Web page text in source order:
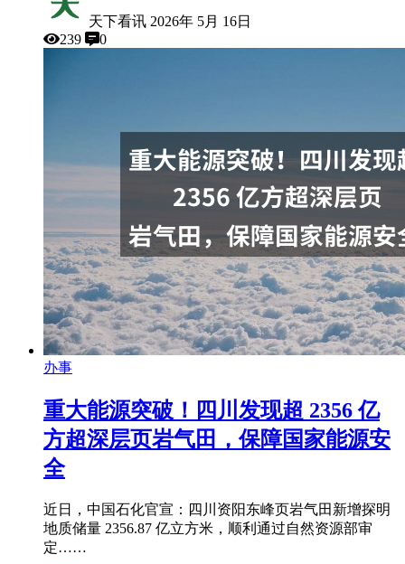
天下看讯 2026年 5月 16日
239
0
办事
重大能源突破！四川发现超 2356 亿
方超深层页岩气田，保障国家能源安
全
近日，中国石化官宣：四川资阳东峰页岩气田新增探明
地质储量 2356.87 亿立方米，顺利通过自然资源部审
定……